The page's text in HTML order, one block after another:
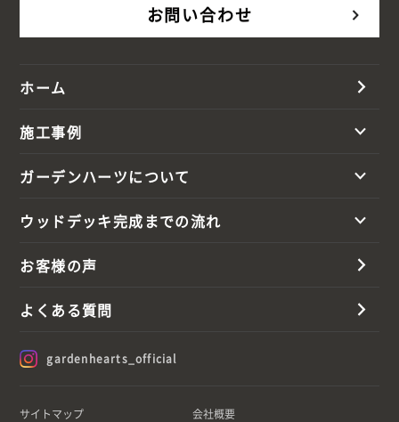
お問い合わせ
ホーム
施工事例
ガーデンハーツについて
ウッドデッキ完成までの流れ
お客様の声
よくある質問
gardenhearts_official
サイトマップ 会社概要